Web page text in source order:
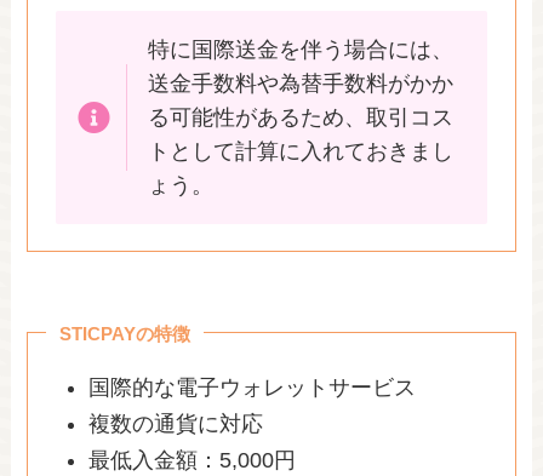
特に国際送金を伴う場合には、
送金手数料や為替手数料がかか
る可能性があるため、取引コス
トとして計算に入れておきまし
ょう。
STICPAYの特徴
国際的な電子ウォレットサービス
複数の通貨に対応
最低入金額：5,000円